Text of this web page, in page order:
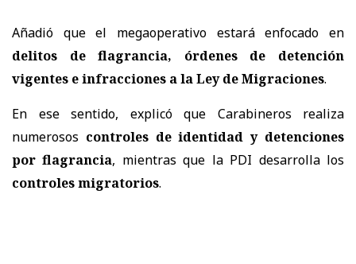
Añadió que el megaoperativo estará enfocado en
delitos de flagrancia, órdenes de detención
vigentes e infracciones a la Ley de Migraciones.
En ese sentido, explicó que Carabineros realiza
numerosos controles de identidad y detenciones
por flagrancia, mientras que la PDI desarrolla los
controles migratorios.